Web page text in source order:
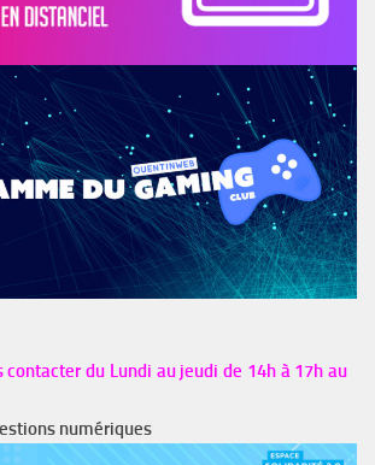
contacter du Lundi au jeudi de 14h à 17h au
numériques